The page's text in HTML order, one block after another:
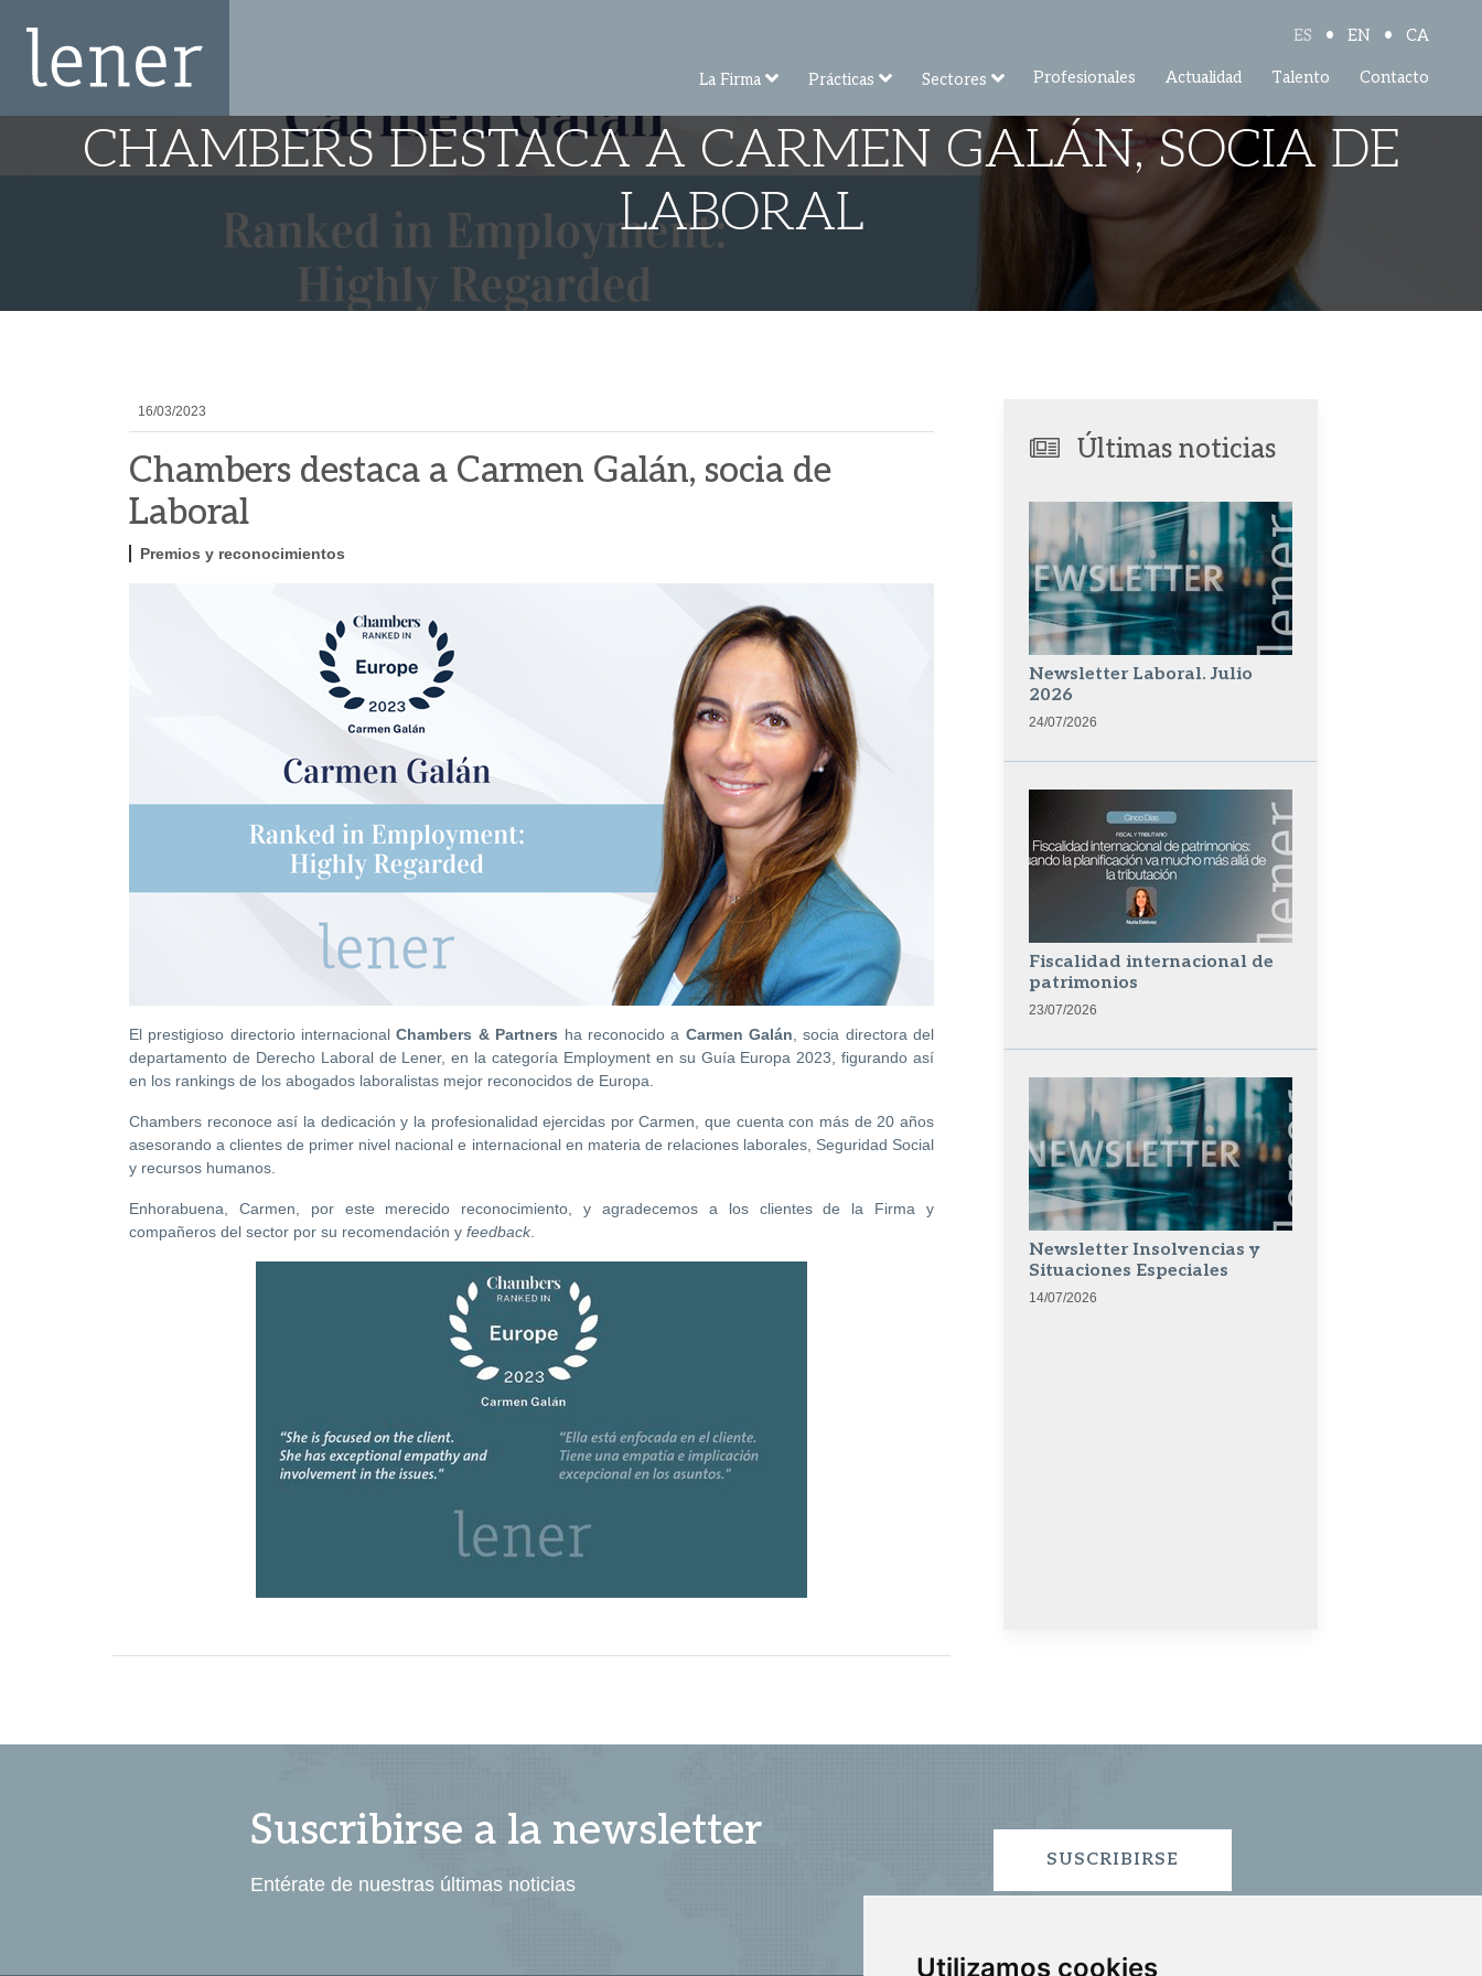
Utilizamos cookies
ES • EN • CA
La Firma Prácticas Sectores Profesionales Actualidad Talento Contacto
CHAMBERS DESTACA A CARMEN GALÁN, SOCIA DE
LABORAL
16/03/2023
Chambers destaca a Carmen Galán, socia de
Laboral
Premios y reconocimientos
El prestigioso directorio internacionalChambers & Partners ha reconocido a Carmen Galán, socia directora del
departamento de Derecho Laboral de Lener, en la categoría Employment en su Guía Europa 2023, figurando así
en los rankings de los abogados laboralistas mejor reconocidos de Europa.
Chambers reconoce así la dedicación y la profesionalidad ejercidas por Carmen, que cuenta con más de 20 años
asesorando a clientes de primer nivel nacional e internacional en materia de relaciones laborales, Seguridad Social
y recursos humanos.
Enhorabuena, Carmen, por este merecido reconocimiento, y agradecemos a los clientes de la Firma y
compañeros del sector por su recomendación y feedback.
Últimas noticias
Newsletter Laboral. Julio
2026
24/07/2026
Fiscalidad internacional de
patrimonios
23/07/2026
Newsletter Insolvencias y
Situaciones Especiales
14/07/2026
Suscribirse a la newsletter
Entérate de nuestras últimas noticias
SUSCRIBIRSE